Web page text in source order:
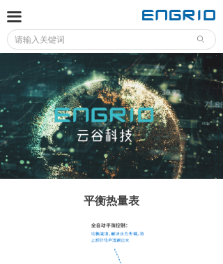
끀
首页
关于云谷
解决方案
产品介绍
新闻动态
联系我们
ꄙ
平衡热量表